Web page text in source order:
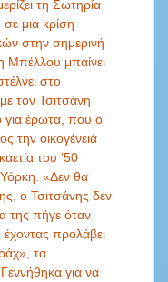
τη Σωτηρία
μια κρίση
στην σημερινή
μπαίνει
στο
τον Τσιτσάνη
για έρωτα, που ο
την οικογένειά
του ’50
Υόρκη. «Δεν θα
ο Τσιτσάνης δεν
της πήγε όταν
προλάβει
τα
για να